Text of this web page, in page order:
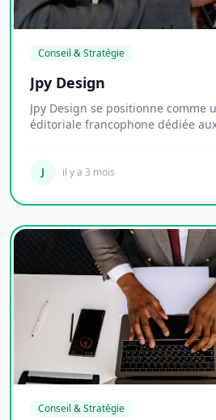
Conseil & Stratégie
Jpy Design
Jpy Design se positionne comme
éditoriale francophone dédiée
J il y a 3 mois
Conseil & Stratégie